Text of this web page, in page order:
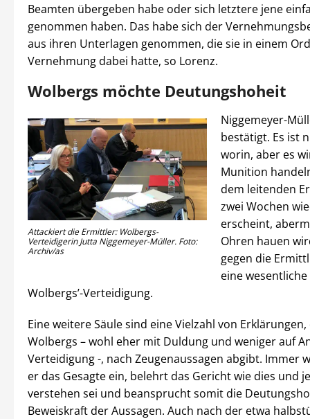
Beamten übergeben habe oder sich letztere jene
genommen haben. Das habe sich der
aus ihren Unterlagen genommen, die sie in einem
Vernehmung dabei hatte, so Lorenz.
Wolbergs möchte Deutungshoheit
Attackiert die Ermittler: Wolbergs-
Verteidigerin Jutta Niggemeyer-Müller. Foto:
Archiv/as
Niggemeyer-
bestätigt. Es ist
worin, aber es
Munition
dem leitenden
zwei Wochen
erscheint,
Ohren hauen
gegen die
eine
Wolbergs’-Verteidigung.
Eine weitere Säule sind eine Vielzahl von Erklärungen,
Wolbergs – wohl eher mit Duldung und weniger auf
Verteidigung -, nach Zeugenaussagen abgibt. Immer
er das Gesagte ein, belehrt das Gericht wie dies und
verstehen sei und beansprucht somit die
Beweiskraft der Aussagen. Auch nach der etwa